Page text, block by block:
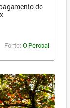
do
Fonte: O Perobal